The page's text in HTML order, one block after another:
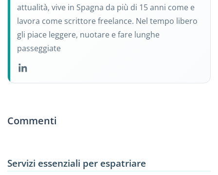
attualità, vive in Spagna da più di 15 anni come e
lavora come scrittore freelance. Nel tempo libero
gli piace leggere, nuotare e fare lunghe
passeggiate
Commenti
Servizi essenziali per espatriare